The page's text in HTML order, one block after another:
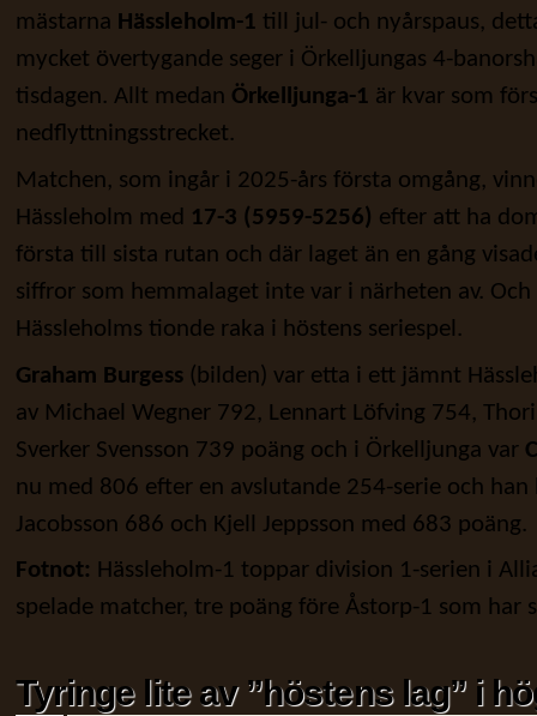
mästarna Hässleholm-1 till jul- och nyårspaus,
mycket övertygande seger i Örkelljungas 4-
tisdagen. Allt medan Örkelljunga-1 är kvar som
nedflyttningsstrecket.
Matchen, som ingår i 2025-års första omgång,
Hässleholm med 17-3 (5959-5256) efter att ha
första till sista rutan och där laget än en gång
siffror som hemmalaget inte var i närheten av.
Hässleholms tionde raka i höstens seriespel.
Graham Burgess(bilden) var etta i ett jämnt
av Michael Wegner 792, Lennart Löfving 754,
Sverker Svensson 739 poäng och i Örkelljunga var
nu med 806 efter en avslutande 254-serie och han
Jacobsson 686 och Kjell Jeppsson med 683 poäng.
Fotnot: Hässleholm-1 toppar division 1-serien i
spelade matcher, tre poäng före Åstorp-1 som har
Tyringe lite av ”höstens lag” i